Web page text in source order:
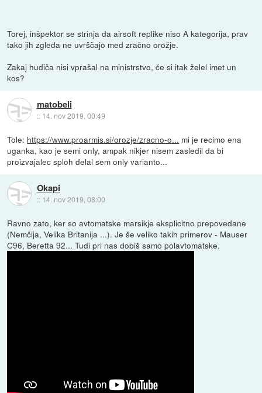
Torej, inšpektor se strinja da airsoft replike niso A kategorija, prav
tako jih zgleda ne uvrščajo med zračno orožje.
Zakaj hudiča nisi vprašal na ministrstvo, če si itak želel imet un
kos?
matobeli
:: 14. nov 2019, 00:49
Tole: https://www.proarmis.si/orozje/zracno-o... mi je recimo ena
uganka, kao je semi only, ampak nikjer nisem zasledil da bi
proizvajalec sploh delal sem only varianto...
Okapi
:: 14. nov 2019, 08:00
Ravno zato, ker so avtomatske marsikje eksplicitno prepovedane
(Nemčija, Velika Britanija ...). Je še veliko takih primerov - Mauser
C96, Beretta 92... Tudi pri nas dobiš samo polavtomatske.